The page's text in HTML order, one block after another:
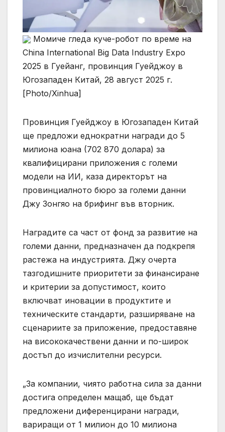
Момиче гледа куче-робот по време на
China International Big Data Industry Expo
2025 в Гуейанг, провинция Гуейджоу в
Югозападен Китай, 28 август 2025 г.
[Photo/Xinhua]
Провинция Гуейджоу в Югозападен Китай
ще предложи еднократни награди до 5
милиона юана (702 870 долара) за
квалифицирани приложения с големи
модели на ИИ, каза директорът на
провинциалното бюро за големи данни
Джу Зонгяо на брифинг във вторник.
Наградите са част от фонд за развитие на
големи данни, предназначен да подкрепя
растежа на индустрията. Джу очерта
тазгодишните приоритети за финансиране
и критерии за допустимост, които
включват иновации в продуктите и
техническите стандарти, разширяване на
сценариите за приложение, предоставяне
на висококачествени данни и по-широк
достъп до изчислителни ресурси.
„За компании, чиято работна сила за данни
достига определен мащаб, ще бъдат
предложени диференцирани награди,
вариращи от 1 милион до 10 милиона